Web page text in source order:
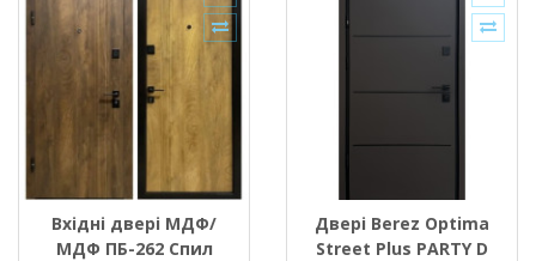
Вхідні двері МДФ/
МДФ ПБ-262 Спил
Двері Berez Optima
Street Plus PARTY D